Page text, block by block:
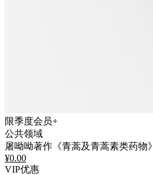
限季度会员+
公共领域
屠呦呦著作《青蒿及青蒿素类药物》
¥0.00
VIP优惠